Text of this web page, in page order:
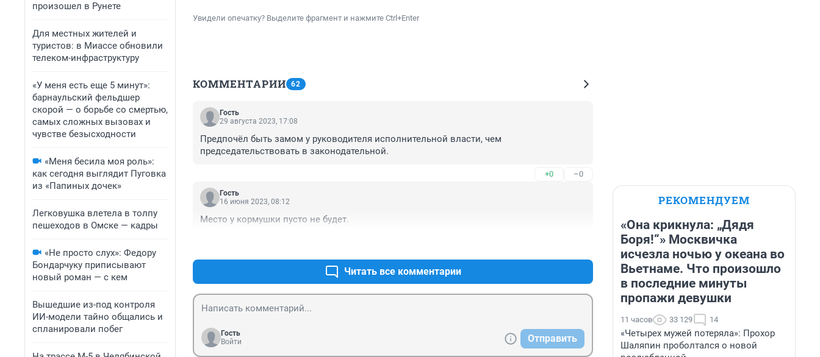
произошел в Рунете
Для местных жителей и
туристов: в Миассе обновили
телеком-инфраструктуру
«У меня есть еще 5 минут»:
барнаульский фельдшер
скорой — о борьбе со смертью,
самых сложных вызовах и
чувстве безысходности
«Меня бесила моя роль»:
как сегодня выглядит Пуговка
из «Папиных дочек»
Легковушка влетела в толпу
пешеходов в Омске — кадры
«Не просто слух»: Федору
Бондарчуку приписывают
новый роман — с кем
Вышедшие из-под контроля
ИИ-модели тайно общались и
спланировали побег
Увидели опечатку? Выделите фрагмент и нажмите Ctrl+Enter
КОММЕНТАРИИ 62
Гость
29 августа 2023, 17:08
Предпочёл быть замом у руководителя исполнительной власти, чем
председательствовать в законодательной.
+0 –0
Гость
16 июня 2023, 08:12
Место у кормушки пусто не будет.
Читать все комментарии
Гость
Войти
Отправить
РЕКОМЕНДУЕМ
«Она крикнула: „Дядя
Боря!“» Москвичка
исчезла ночью у океана во
Вьетнаме. Что произошло
в последние минуты
пропажи девушки
11 часов 33 129 14
«Четырех мужей потеряла»: Прохор
Шаляпин проболтался о новой